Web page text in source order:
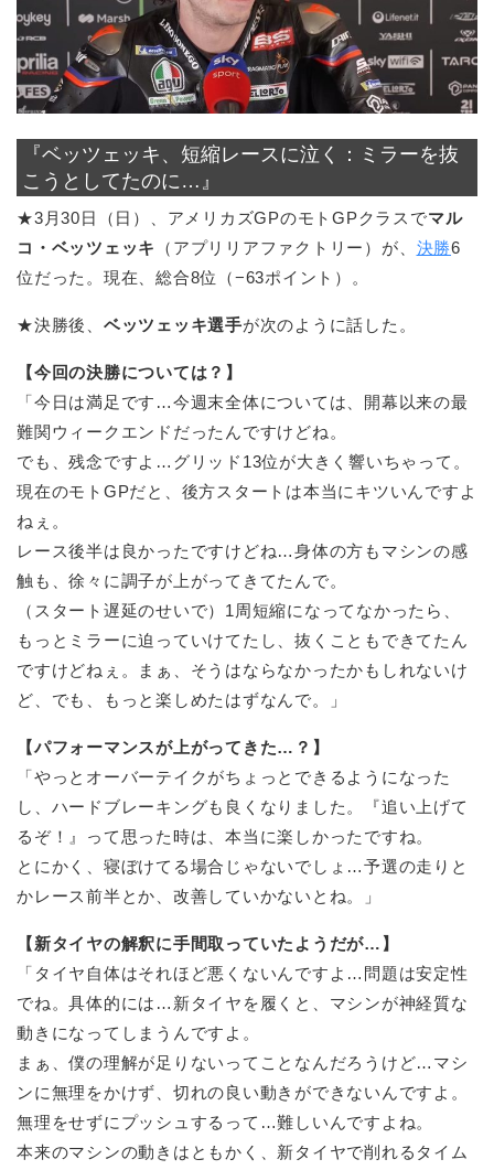
『ベッツェッキ、短縮レースに泣く：ミラーを抜
こうとしてたのに…』
★3月30日（日）、アメリカズGPのモトGPクラスでマル
コ・ベッツェッキ
（アプリリアファクトリー）が、 決勝6
位だった。現在、総合8位（−63ポイント）。
★決勝後、 ベッツェッキ選手が次のように話した。
【今回の決勝については？】
「今日は満足です…今週末全体については、開幕以来の最
難関ウィークエンドだったんですけどね。
でも、残念ですよ…グリッド13位が大きく響いちゃって。
現在のモトGPだと、後方スタートは本当にキツいんですよ
ねぇ。
レース後半は良かったですけどね…身体の方もマシンの感
触も、徐々に調子が上がってきてたんで。
（スタート遅延のせいで）1周短縮になってなかったら、
もっとミラーに迫っていけてたし、抜くこともできてたん
ですけどねぇ。まぁ、そうはならなかったかもしれないけ
ど、でも、もっと楽しめたはずなんで。」
【パフォーマンスが上がってきた…？】
「やっとオーバーテイクがちょっとできるようになった
し、ハードブレーキングも良くなりました。『追い上げて
るぞ！』って思った時は、本当に楽しかったですね。
とにかく、寝ぼけてる場合じゃないでしょ…予選の走りと
かレース前半とか、改善していかないとね。」
【新タイヤの解釈に手間取っていたようだが…】
「タイヤ自体はそれほど悪くないんですよ…問題は安定性
でね。具体的には…新タイヤを履くと、マシンが神経質な
動きになってしまうんですよ。
まぁ、僕の理解が足りないってことなんだろうけど…マシ
ンに無理をかけず、切れの良い動きができないんですよ。
無理をせずにプッシュするって…難しいんですよね。
本来のマシンの動きはともかく、新タイヤで削れるタイム